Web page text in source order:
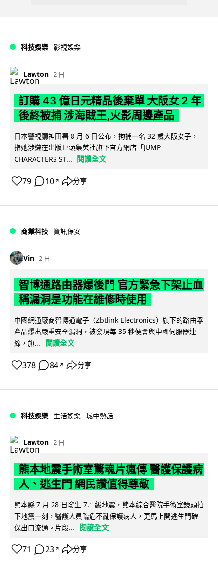
科技娛樂 影視娛樂
Lawton 2 日
訂購 43 億日元精品後棄單 大阪女 2 年
後終被捕 涉海賊王,火影周邊產品
日本警視廳神田署 8 月 6 日公布，拘捕一名 32 歲大阪女子，
指她涉嫌在出版巨頭集英社旗下官方網店「JUMP
CHARACTERS ST...
閱讀全文
79 10 ↗ 分享
商業科技 資訊保安
Vin 2 日
智博通路由器爆後門 官方緊急下架止血
稱漏洞是功能在維修時使用
中國網通廠商智博通電子（Zbtlink Electronics）旗下的路由器
產品爆出嚴重安全漏洞，被發現每 35 秒便會與中國伺服器連
線，旗...
閱讀全文
378 84 ↗ 分享
科技娛樂 生活娛樂 城中熱話
Lawton 2 日
熊本地震手術室驚魂片瘋傳 醫護保護病
人、逃生門 網民讚值得尊敬
熊本縣 7 月 28 日發生 7.1 級地震，熊本綜合醫院手術室鏡頭拍
下地震一刻，醫護人員臨危不亂保護病人，更馬上開逃生門確
保出口流通。片段...
閱讀全文
71 23 ↗ 分享